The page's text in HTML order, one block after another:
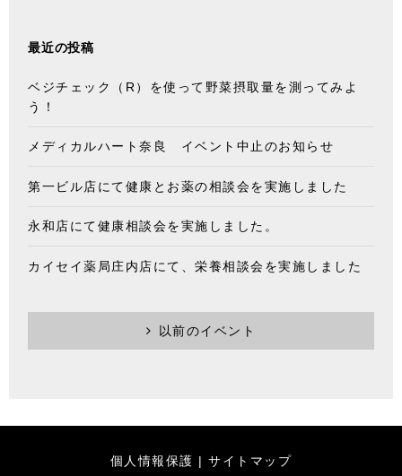
最近の投稿
ベジチェック（R）を使って野菜摂取量を測ってみよ
う！
メディカルハート奈良 イベント中止のお知らせ
第一ビル店にて健康とお薬の相談会を実施しました
永和店にて健康相談会を実施しました。
カイセイ薬局庄内店にて、栄養相談会を実施しました
以前のイベント
個人情報保護 |サイトマップ